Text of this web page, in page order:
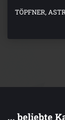
TÖPFNER,
... beliebte